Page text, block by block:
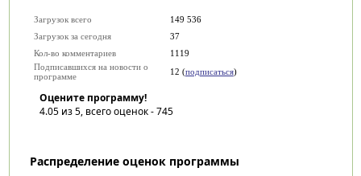
Загрузок всего
149 536
Загрузок за сегодня
37
Кол-во комментариев
1119
Подписавшихся на новости о
программе
12 (подписаться)
Оцените программу!
4.05из 5, всего оценок -745
Распределение оценок программы